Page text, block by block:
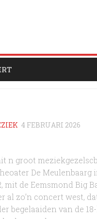
4 FEBRUARI 2026
n groot
De
mit de Eemsmond Big
al zo’n concert west,
begelaaiden van de